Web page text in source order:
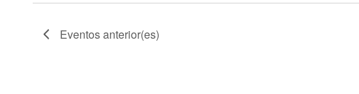
Eventosanterior(es)